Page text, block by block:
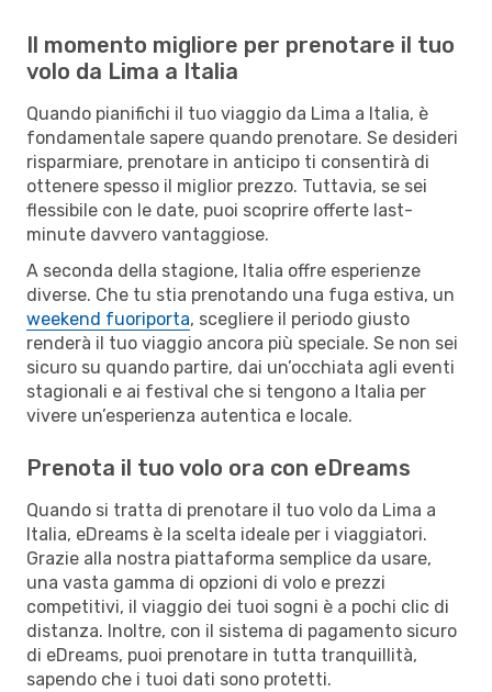
Il momento migliore per prenotare il tuo
volo da Lima a Italia
Quando pianifichi il tuo viaggio da Lima a Italia, è
fondamentale sapere quando prenotare. Se desideri
risparmiare, prenotare in anticipo ti consentirà di
ottenere spesso il miglior prezzo. Tuttavia, se sei
flessibile con le date, puoi scoprire offerte last-
minute davvero vantaggiose.
A seconda della stagione, Italia offre esperienze
diverse. Che tu stia prenotando una fuga estiva, un
weekend fuoriporta, scegliere il periodo giusto
renderà il tuo viaggio ancora più speciale. Se non sei
sicuro su quando partire, dai un’occhiata agli eventi
stagionali e ai festival che si tengono a Italia per
vivere un’esperienza autentica e locale.
Prenota il tuo volo ora con eDreams
Quando si tratta di prenotare il tuo volo da Lima a
Italia, eDreams è la scelta ideale per i viaggiatori.
Grazie alla nostra piattaforma semplice da usare,
una vasta gamma di opzioni di volo e prezzi
competitivi, il viaggio dei tuoi sogni è a pochi clic di
distanza. Inoltre, con il sistema di pagamento sicuro
di eDreams, puoi prenotare in tutta tranquillità,
sapendo che i tuoi dati sono protetti.